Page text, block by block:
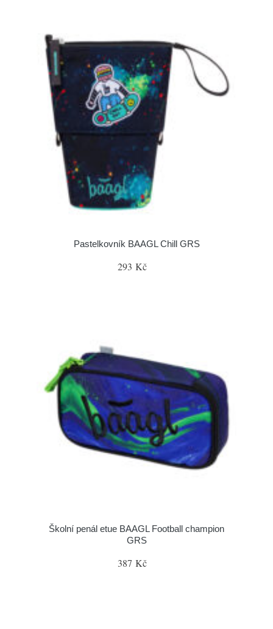
Pastelkovník BAAGL Chill GRS
293 Kč
Školní penál etue BAAGL Football champion
GRS
387 Kč